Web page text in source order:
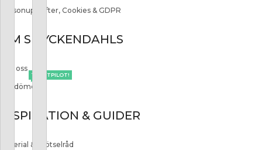
Personuppgifter, Cookies & GDPR
OM SMYCKENDAHLS
Om oss
Omdömen
TRUSTPILOT!
INSPIRATION & GUIDER
Material & Skötselråd